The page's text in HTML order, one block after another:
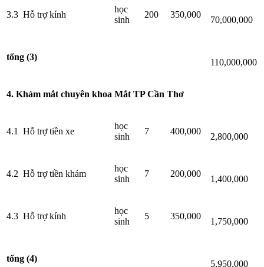
3.3 Hỗ trợ kính
học
sinh
200 350,000
70,000,000
tổng (3)
110,000,000
4. Khám mắt chuyên khoa Mắt TP Cần Thơ
4.1 Hỗ trợ tiền xe
học
sinh
7 400,000
2,800,000
4.2 Hỗ trợ tiền khám
học
sinh
7 200,000
1,400,000
4.3 Hỗ trợ kính
học
sinh
5 350,000
1,750,000
tổng (4)
5,950,000